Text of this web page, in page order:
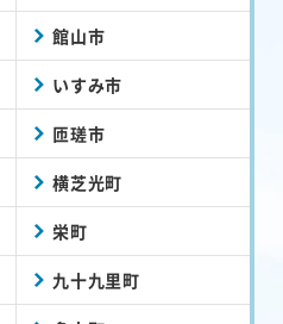
館山市
いすみ市
匝瑳市
横芝光町
栄町
九十九里町